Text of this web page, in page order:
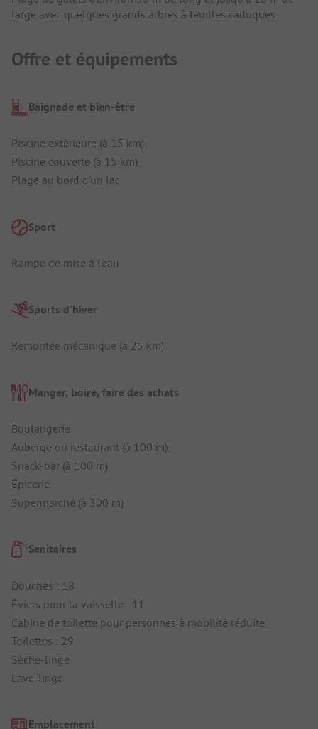
large avec quelques grands arbres à feuilles caduques.
Offre et équipements
Baignade et bien-être
Piscine extérieure (à 15 km)
Piscine couverte (à 15 km)
Plage au bord d'un lac
Sport
Rampe de mise à l'eau
Sports d'hiver
Remontée mécanique (à 25 km)
Manger, boire, faire des achats
Boulangerie
Auberge ou restaurant (à 100 m)
Snack-bar (à 100 m)
Épicerie
Supermarché (à 300 m)
Sanitaires
Douches : 18
Éviers pour la vaisselle : 11
Cabine de toilette pour personnes à mobilité réduite
Toilettes : 29
Sèche-linge
Lave-linge
Emplacement